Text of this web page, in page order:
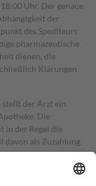
Uhr. Der genaue
der
des Spediteurs
pharmazeutische
dienen, die
Klärungen
der Arzt ein
Die
in der Regel die
davon als Zuzahlung
in Höhe von zehn